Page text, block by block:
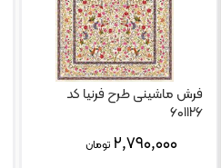
فرش ماشینی طرح فرنیا کد
۶۰۱۱۲۶
۲,۷۹۰,۰۰۰ تومان